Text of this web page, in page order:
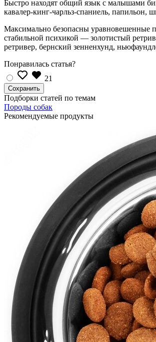
Быстро находят общий язык с малышами
кавалер-кинг-чарльз-спаниель, папильон,
Максимально безопасны уравновешенные
стабильной психикой — золотистый
ретривер, бернский зенненхунд,
Понравилась статья?
21
Подборки статей по темам
Породы собак
Рекомендуемые продукты